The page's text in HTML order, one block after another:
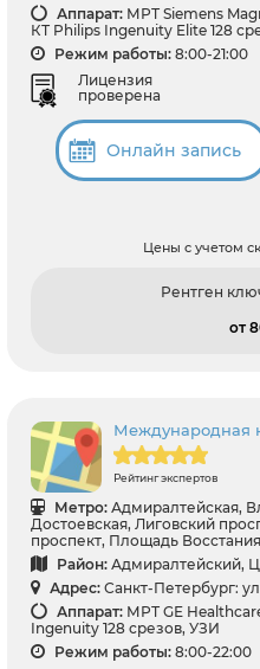
Аппарат: МРТ Siemens
КТ Philips Ingenuity Elite 128
Режим работы: 8:00-21:00
Лицензия
проверена
Онлайн запись
Цены с учетом
Рентген
от
Международная
Рейтинг экспертов
Метро: Адмиралтейская,
Достоевская, Лиговский
проспект, Площадь Восстания
Район: Адмиралтейский,
Адрес: Санкт-Петербург:
Аппарат: МРТ GЕ
Ingenuity 128 срезов, УЗИ
Режим работы: 8:00-22:00